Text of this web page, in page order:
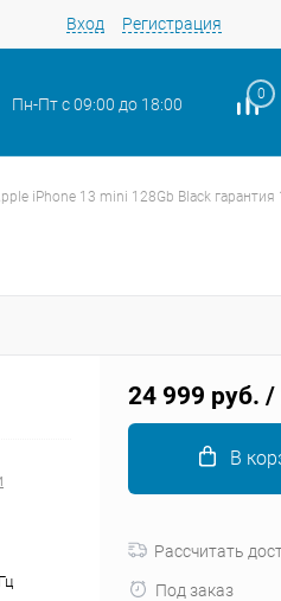
Вход Регистрация
Пн-Пт с 09:00 до 18:00
0
iPhone 13 mini 128Gb Black гарантия
24 999 руб. /
В
Рассчитать
Под заказ